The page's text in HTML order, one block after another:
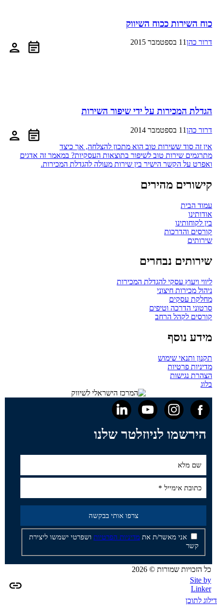
כוח השירות ככוח השיווק
דרור כהן11 בספטמבר 2015
הגדלת המכירות על ידי שיפור השירות
דרור כהן11 בספטמבר 2014
אין זה סוד ששירות טוב הוא מתכון להצלחה, אך כיצד
מתרגמים שירות טוב לשיפור בתוצאות העסקיות? במאמר זה אדגים
ואפרט על הקשר הישיר בין שירות מעולה להגדלת המכירות.
קישורים מהירים
עמוד הבית
אודותינו
בין לקוחותינו
קורסים והדרכות
שירותים
שירותים נבחרים
ליווי ויעוץ עסקי להגדלת המכירות
ניהול מכירות חיצוני
מחלקת עסקים
סרטוני הדרכה וטיפים
קורסים לקהל הרחב
מידע נוסף
תקנון ותנאי שימוש
מדיניות פרטיות
הצהרת נגישות
בלוג
הירשמו לניוזלטר שלנו
אני מאשר/ת את מדיניות הפרטיות ושפרטי ישמשו ליצירת
קשר
כל הזכויות שמורות © 2026
Site by
Linker
דילוג לתוכן